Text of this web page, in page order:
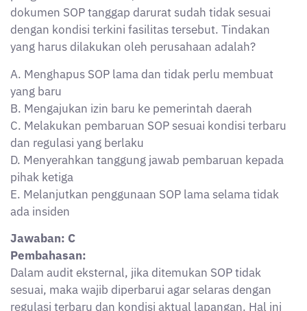
sesuai, maka wajib diperbarui agar selaras dengan
regulasi terbaru dan kondisi aktual lapangan. Hal ini
untuk memastikan prosedur tanggap darurat benar-
Soal Nomor 18
Seorang petugas limbah B3 hendak melakukan
penanganan tumpahan limbah cair dengan kategori
reaktif terhadap air. Berdasarkan prinsip K3, apa
langkah paling awal yang harus dilakukan oleh
petugas sebelum melakukan tindakan?
A. Mengalirkan air sebanyak mungkin untuk
membersihkan limbah
B. Membuka ventilasi secara penuh agar gas keluar
C. Mengidentifikasi jenis limbah dan memakai APD
yang sesuai sebelum penanganan
D. Langsung menyerap limbah dengan kain bekas
E. Memindahkan limbah ke saluran air terdekat agar